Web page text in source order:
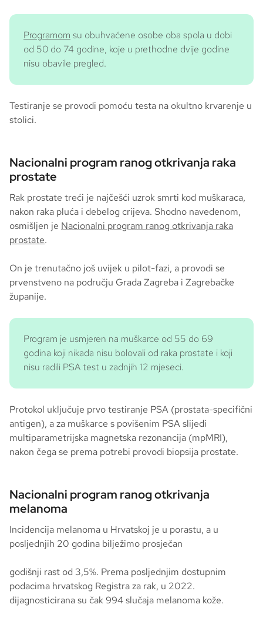
Programom su obuhvaćene osobe oba spola u dobi
od 50 do 74 godine, koje u prethodne dvije godine
nisu obavile pregled.
Testiranje se provodi pomoću testa na okultno krvarenje u
stolici.
Nacionalni program ranog otkrivanja raka
prostate
Rak prostate treći je najčešći uzrok smrti kod muškaraca,
nakon raka pluća i debelog crijeva. Shodno navedenom,
osmišljen je Nacionalni program ranog otkrivanja raka
prostate.
On je trenutačno još uvijek u pilot-fazi, a provodi se
prvenstveno na području Grada Zagreba i Zagrebačke
županije.
Program je usmjeren na muškarce od 55 do 69
godina koji nikada nisu bolovali od raka prostate i koji
nisu radili PSA test u zadnjih 12 mjeseci.
Protokol uključuje prvo testiranje PSA (prostata-specifični
antigen), a za muškarce s povišenim PSA slijedi
multiparametrijska magnetska rezonancija (mpMRI),
nakon čega se prema potrebi provodi biopsija prostate.
Nacionalni program ranog otkrivanja
melanoma
Incidencija melanoma u Hrvatskoj je u porastu, a u
posljednjih 20 godina bilježimo prosječan
godišnji rast od 3,5%. Prema posljednjim dostupnim
podacima hrvatskog Registra za rak, u 2022.
dijagnosticirana su čak 994 slučaja melanoma kože.